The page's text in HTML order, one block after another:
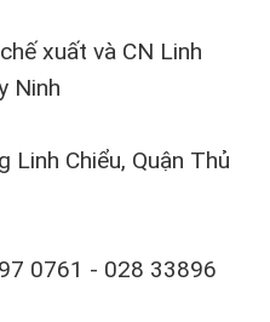
xuất và CN Linh
Ninh
Linh Chiểu, Quận Thủ
0761 - 028 33896